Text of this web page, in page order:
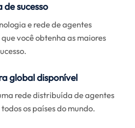
sucesso
e rede de agentes
você obtenha as maiores
global disponível
rede distribuída de agentes
os países do mundo.